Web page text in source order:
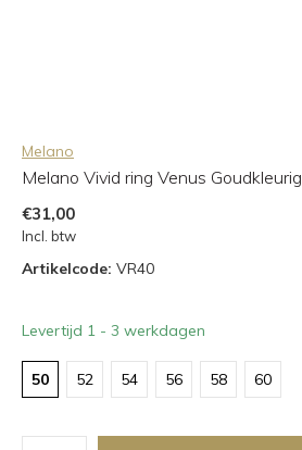
Melano
Melano Vivid ring Venus Goudkleurig
€31,00
Incl. btw
Artikelcode: VR40
Levertijd 1 - 3 werkdagen
50 52 54 56 58 60